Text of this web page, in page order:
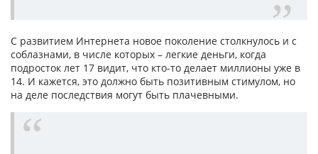
С развитием Интернета новое поколение столкнулось и с
соблазнами, в числе которых – легкие деньги, когда
подросток лет 17 видит, что кто-то делает миллионы уже в
14. И кажется, это должно быть позитивным стимулом, но
на деле последствия могут быть плачевными.